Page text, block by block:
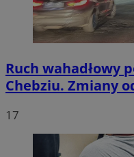
Ruch wahadłowy
Chebziu. Zmiany
17